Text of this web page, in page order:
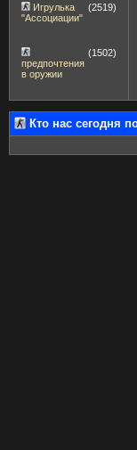
Игрулька
"Ассоциации"
(2519)
предпочтения
в оружии
(1502)
Кто нас сегодня